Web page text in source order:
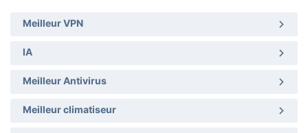
Meilleur VPN
IA
Meilleur Antivirus
Meilleur climatiseur